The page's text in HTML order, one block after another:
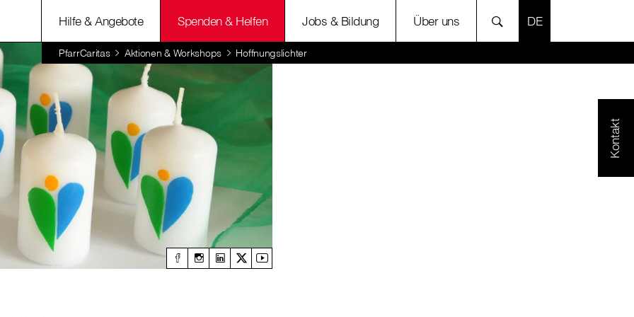
Hilfe & Angebote Spenden & Helfen Jobs & Bildung Über uns SPRACHE
PfarrCaritas Aktionen & Workshops Hoffnungslichter
Kontakt